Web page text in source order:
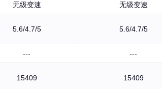
无级变速 无级变速
5.6/4.7/5 5.6/4.7/5
--- ---
15409 15409